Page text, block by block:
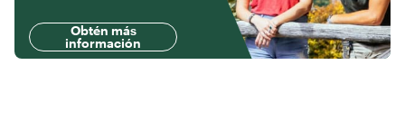
Obtén más
información